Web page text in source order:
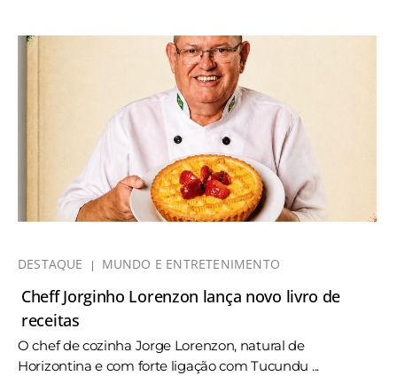
DESTAQUE MUNDO E ENTRETENIMENTO
Cheff Jorginho Lorenzon lança novo livro de
receitas
O chef de cozinha Jorge Lorenzon, natural de
Horizontina e com forte ligação com Tucundu ...